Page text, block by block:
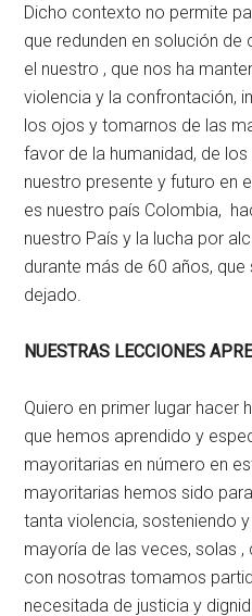
Dicho contexto no permite
que redunden en solución
el nuestro , que nos ha
violencia y la confrontación,
los ojos y tomarnos de las
favor de la humanidad, de
nuestro presente y futuro en
es nuestro país Colombia,
nuestro País y la lucha por
durante más de 60 años,
dejado.
NUESTRAS LECCIONES
Quiero en primer lugar hacer
que hemos aprendido y
mayoritarias en número en
mayoritarias hemos sido
tanta violencia, sosteniendo
mayoría de las veces, solas ,
con nosotras tomamos
necesitada de justicia y